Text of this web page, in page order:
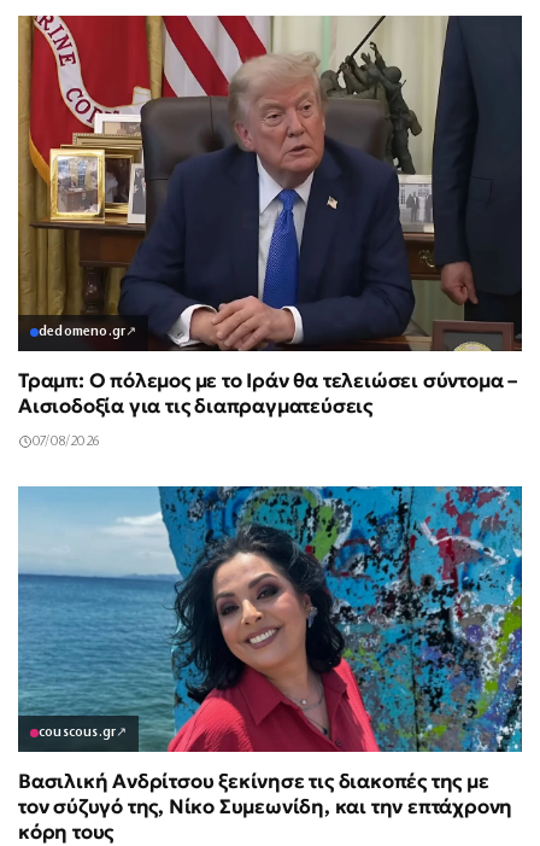
dedomeno.gr↗
Τραμπ: Ο πόλεμος με το Ιράν θα τελειώσει σύντομα –
Αισιοδοξία για τις διαπραγματεύσεις
07/08/2026
couscous.gr↗
Βασιλική Ανδρίτσου ξεκίνησε τις διακοπές της με
τον σύζυγό της, Νίκο Συμεωνίδη, και την επτάχρονη
κόρη τους